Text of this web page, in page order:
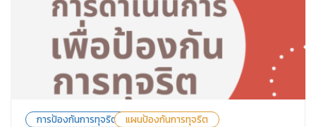
การป้องกันการทุจริต แผนป้องกันการทุจริต